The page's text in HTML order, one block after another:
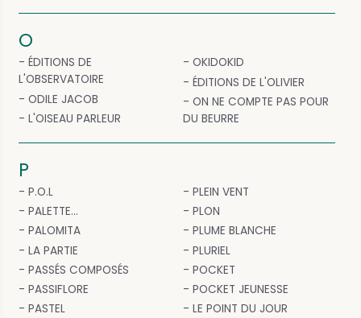
O
ÉDITIONS DE
L'OBSERVATOIRE
ODILE JACOB
L'OISEAU PARLEUR
OKIDOKID
ÉDITIONS DE L'OLIVIER
ON NE COMPTE PAS POUR
DU BEURRE
P
P.O.L
PALETTE...
PALOMITA
LA PARTIE
PASSÉS COMPOSÉS
PASSIFLORE
PASTEL
PLEIN VENT
PLON
PLUME BLANCHE
PLURIEL
POCKET
POCKET JEUNESSE
LE POINT DU JOUR